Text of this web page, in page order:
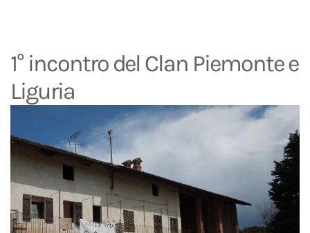
1° incontro del Clan Piemonte e
Liguria